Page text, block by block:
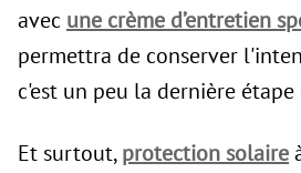
avec une crème d’entretien
permettra de conserver
c'est un peu la dernière
Et surtout,protection solaire